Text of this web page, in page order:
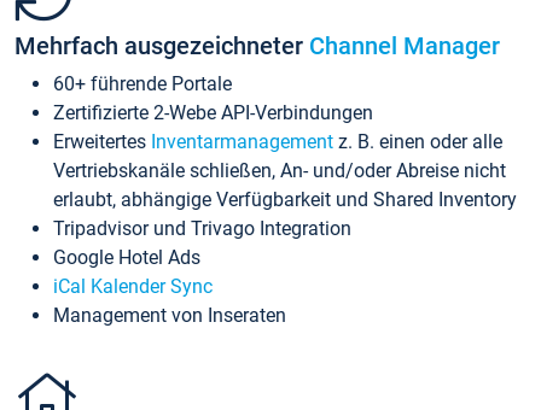
Mehrfach ausgezeichneter Channel Manager
60+ führende Portale
Zertifizierte 2-Webe API-Verbindungen
Erweitertes Inventarmanagement z. B. einen oder alle
Vertriebskanäle schließen, An- und/oder Abreise nicht
erlaubt, abhängige Verfügbarkeit und Shared Inventory
Tripadvisor und Trivago Integration
Google Hotel Ads
iCal Kalender Sync
Management von Inseraten